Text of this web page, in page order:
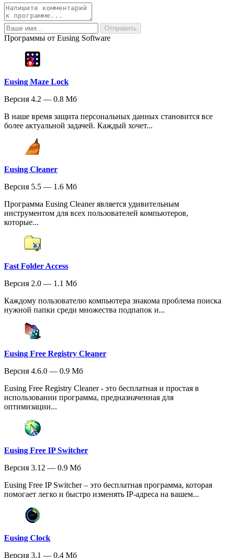
Программы от Eusing Software
Eusing Maze Lock
Версия 4.2 — 0.8 Мб
В наше время защита персональных данных становится все
более актуальной задачей. Каждый хочет...
Eusing Cleaner
Версия 5.5 — 1.6 Мб
Программа Eusing Cleaner является удивительным
инструментом для всех пользователей компьютеров,
которые...
Fast Folder Access
Версия 2.0 — 1.1 Мб
Каждому пользователю компьютера знакома проблема поиска
нужной папки среди множества подпапок и...
Eusing Free Registry Cleaner
Версия 4.6.0 — 0.9 Мб
Eusing Free Registry Cleaner - это бесплатная и простая в
использовании программа, предназначенная для
оптимизации...
Eusing Free IP Switcher
Версия 3.12 — 0.9 Мб
Eusing Free IP Switcher – это бесплатная программа, которая
помогает легко и быстро изменять IP-адреса на вашем...
Eusing Clock
Версия 3.1 — 0.4 Мб